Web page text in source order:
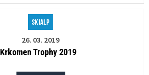
Skialp
26. 03. 2019
Krkomen Trophy 2019